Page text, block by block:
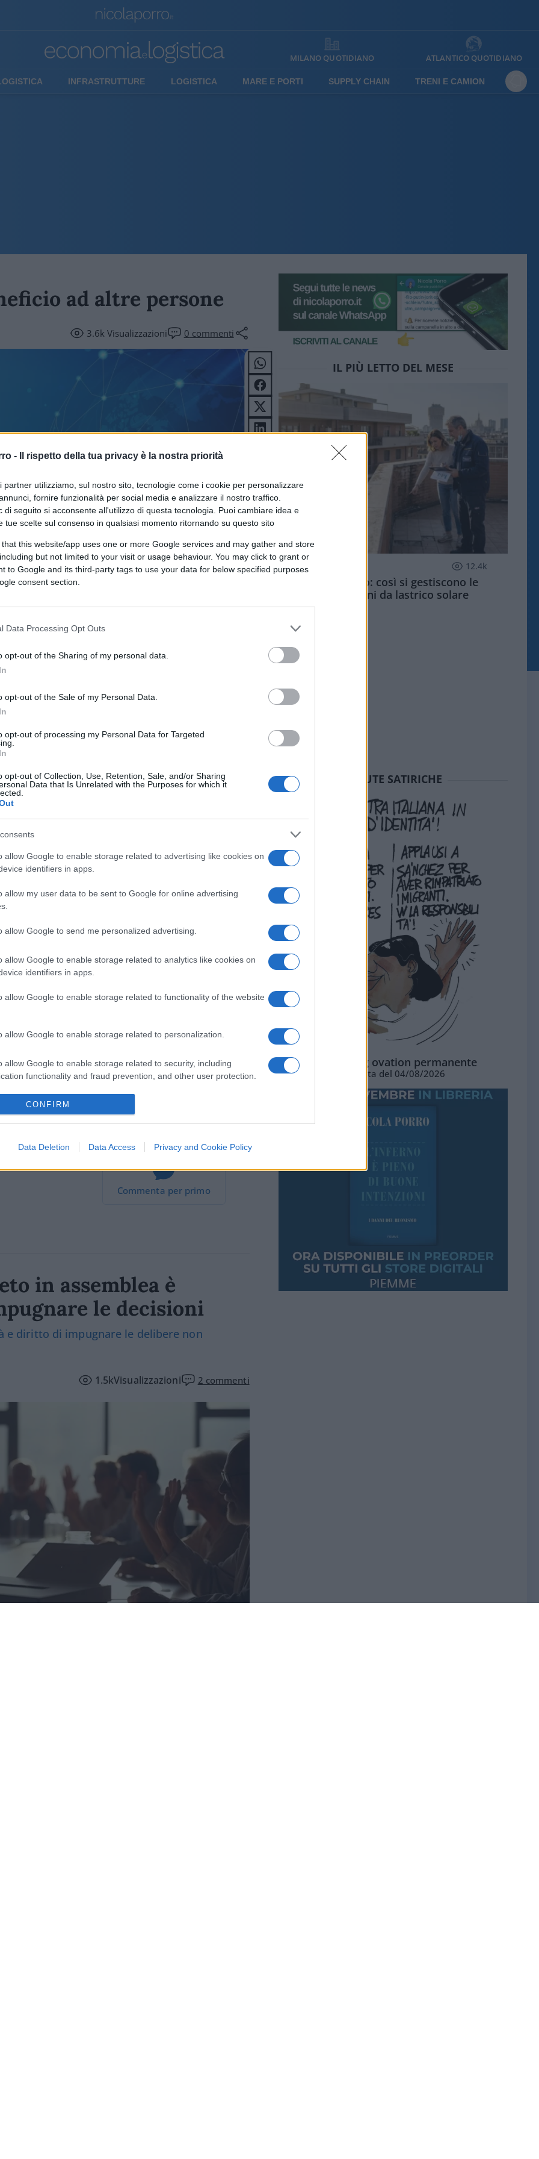
- Il rispetto della tua privacy è la nostra priorità
partner utilizziamo, sul nostro sito, tecnologie come i cookie per personalizzare
fornire funzionalità per social media e analizzare il nostro traffico.
di seguito si acconsente all'utilizzo di questa tecnologia. Puoi cambiare idea e
tue scelte sul consenso in qualsiasi momento ritornando su questo sito
that this website/app uses one or more Google services and may gather and store
but not limited to your visit or usage behaviour. You may click to grant or
to Google and its third-party tags to use your data for below specified purposes
consent section.
Data Processing Opt Outs
opt-out of the Sharing of my personal data.
opt-out of the Sale of my Personal Data.
opt-out of processing my Personal Data for Targeted
opt-out of Collection, Use, Retention, Sale, and/or Sharing
Data that Is Unrelated with the Purposes for which it
allow Google to enable storage related to advertising like cookies on
identifiers in apps.
allow my user data to be sent to Google for online advertising
allow Google to send me personalized advertising.
allow Google to enable storage related to analytics like cookies on
identifiers in apps.
allow Google to enable storage related to functionality of the website
allow Google to enable storage related to personalization.
allow Google to enable storage related to security, including
functionality and fraud prevention, and other user protection.
CONFIRM
Data Deletion Data Access Privacy and Cookie Policy
MILANO QUOTIDIANO ATLANTICO QUOTIDIANO
INFRASTRUTTURE LOGISTICA MARE E PORTI SUPPLY CHAIN TRENI E CAMION
ad altre persone
3.6kVisualizzazioni 0 commenti
CLICCA QUI
beneficio ad altre persone facendo ciò
panorama automobilistico mondiale.
persone non sono felici perché hanno
sono felici.
not
2020/05/enzo-
Commenta per primo
in assemblea è
le decisioni
e diritto di impugnare le delibere non
1.5kVisualizzazioni 2 commenti
IL PIÙ LETTO DEL MESE
ECONOMIA 12.4k
Condominio: così si gestiscono le
infiltrazioni da lastrico solare
SEDUTE SATIRICHE
La standing ovation permanente
Vignetta del 04/08/2026